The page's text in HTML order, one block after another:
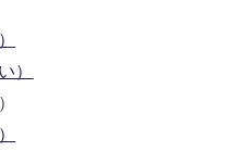
）